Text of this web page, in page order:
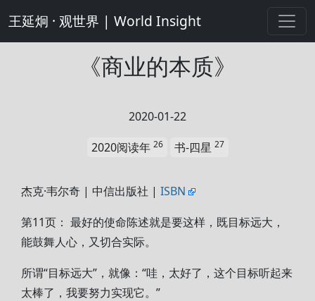
王延炯 · 观世界 | World Insight
《商业的本质》
2020-01-22
2020阅读年 26 书-四星 27
杰克·韦尔奇 | 中信出版社 | ISBN
第11页： 最好的使命陈述就是要这样，既目标远大，
能鼓舞人心，又切合实际。
所谓“目标远大”，就像：“哇，太好了，这个目标听起来
太棒了，我要努力实现它。”